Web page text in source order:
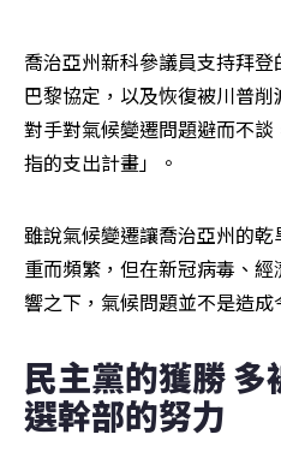
喬治亞州新科參議員支持拜
巴黎協定，以及恢復被川普
對手對氣候變遷問題避而不
指的支出計畫」。
雖說氣候變遷讓喬治亞州的
重而頻繁，但在新冠病毒、
響之下，氣候問題並不是造成
民主黨的獲勝
選幹部的努力